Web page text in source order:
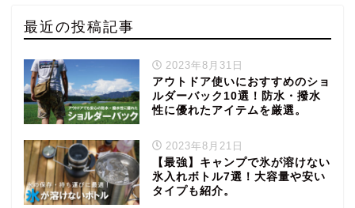
最近の投稿記事
2023年8月31日
アウトドア使いにおすすめのショ
ルダーバック10選！防水・撥水
性に優れたアイテムを厳選。
2023年8月21日
【最強】キャンプで氷が溶けない
氷入れボトル7選！大容量や安い
タイプも紹介。